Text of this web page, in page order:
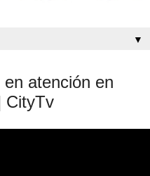
▼
atención en
CityTv